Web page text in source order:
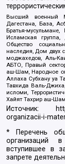
Высший военный
Дагестана, База,
Братья-
Исламская группа,
Общество
наследия, Дом
моджахедов, Аль-
АБТО, Правый
аш-Шам, Народное
Аллаха Субхану уа
Тавхида Валь-
исломи,
Хайят Тахрир аш-
Источник:
organizacii-i-
* Перечень
организаций
вступившее в
запрете